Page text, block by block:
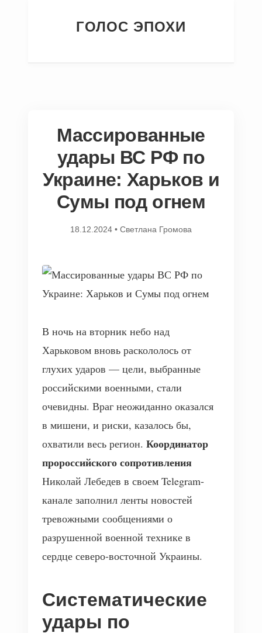
ГОЛОС ЭПОХИ
Массированные
удары ВС РФ по
Украине: Харьков и
Сумы под огнем
18.12.2024 • Светлана Громова
В ночь на вторник небо над
Харьковом вновь раскололось от
глухих ударов — цели, выбранные
российскими военными, стали
очевидны. Враг неожиданно оказался
в мишени, и риски, казалось бы,
охватили весь регион. Координатор
пророссийского сопротивления
Николай Лебедев в своем Telegram-
канале заполнил ленты новостей
тревожными сообщениями о
разрушенной военной технике в
сердце северо-восточной Украины.
Систематические
удары по